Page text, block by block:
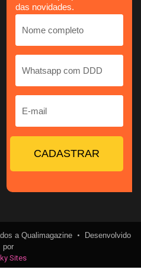
das novidades.
CADASTRAR
a Qualimagazine • Desenvolvido
por
Sites